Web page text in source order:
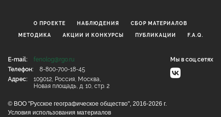
О ПРОЕКТЕ НАБЛЮДЕНИЯ CБОР МАТЕРИАЛОВ
МЕТОДИКА АКЦИИ И КОНКУРСЫ ПУБЛИКАЦИИ F.A.Q.
Мы в соц.сетях
E-mail:
fenolog@rgo.ru
Телефон:
8-800-700-18-45
Адрес:
109012, Россия, Москва,
Новая площадь, д. 10, стр. 2
© ВОО "Русское географическое общество", 2016-2026 г.
Условия использования материалов